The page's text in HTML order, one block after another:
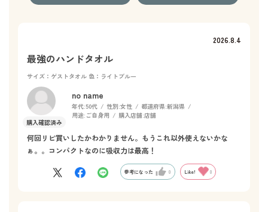
2026.8.4
最強のハンドタオル
サイズ：ゲストタオル 色：ライトブルー
no name
年代:50代 性別:女性 都道府県:新潟県
用途: ご自身用 購入店舗:店舗
何回リピ買いしたかわかりません。もうこれ以外使えないかな
ぁ。。コンパクトなのに吸収力は最高！
参考になった 0 Like! 0